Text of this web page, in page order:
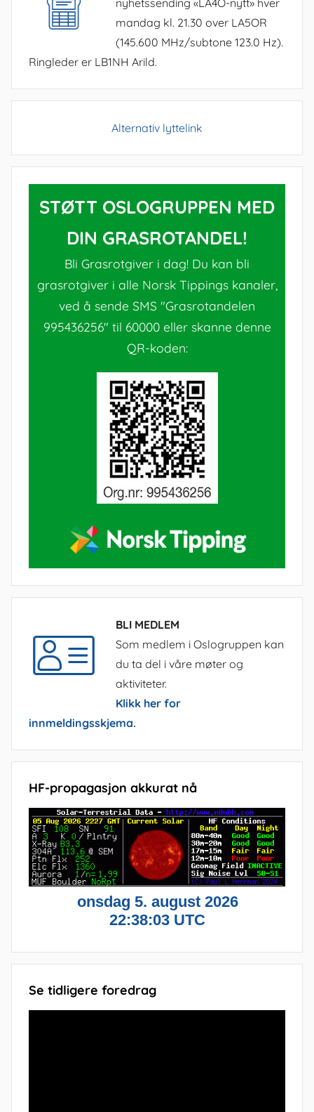
nyhetssending «LA4O-nytt» hver
mandag kl. 21.30 over LA5OR
(145.600 MHz/subtone 123.0 Hz).
Ringleder er LB1NH Arild.
Alternativ lyttelink
STØTT OSLOGRUPPEN MED
DIN GRASROTANDEL!
Bli Grasrotgiver i dag! Du kan bli
grasrotgiver i alle Norsk Tippings kanaler,
ved å sende SMS "Grasrotandelen
995436256" til 60000 eller skanne denne
QR-koden:
BLI MEDLEM
Som medlem i Oslogruppen kan
du ta del i våre møter og
aktiviteter.
Klikk her for
innmeldingsskjema.
HF-propagasjon akkurat nå
Se tidligere foredrag